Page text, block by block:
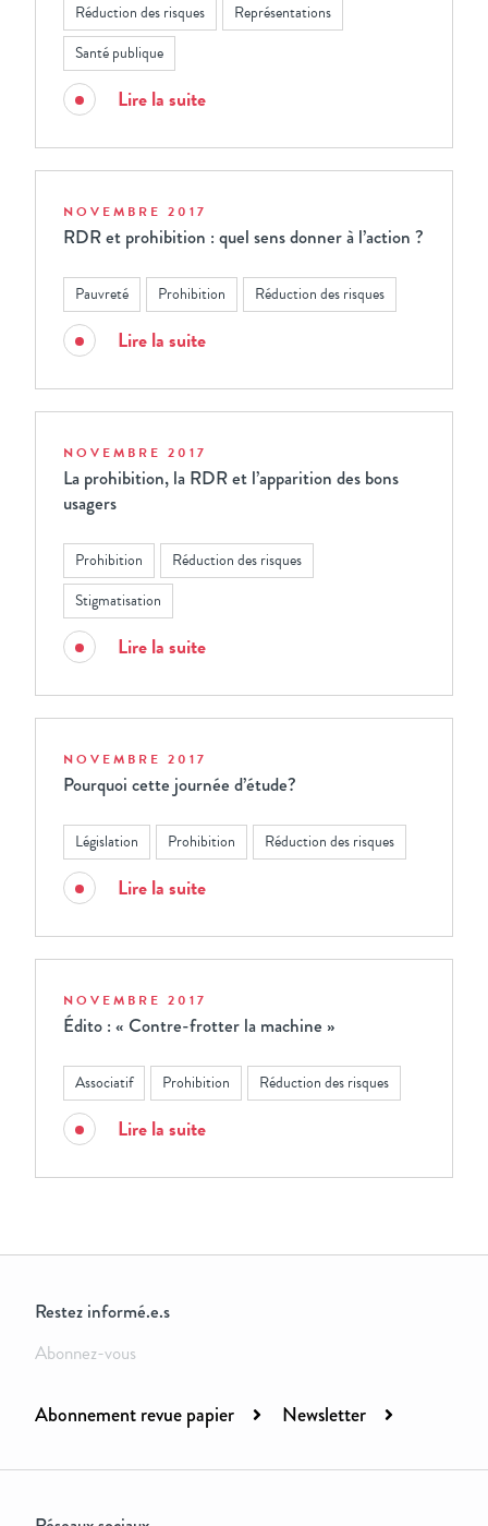
Réduction des risques
Représentations
Santé publique
Lire la suite
NOVEMBRE 2017
RDR et prohibition : quel sens donner à l’action ?
Pauvreté Prohibition Réduction des risques
Lire la suite
NOVEMBRE 2017
La prohibition, la RDR et l’apparition des bons
usagers
Prohibition
Réduction des risques
Stigmatisation
Lire la suite
NOVEMBRE 2017
Pourquoi cette journée d’étude?
Législation Prohibition Réduction des risques
Lire la suite
NOVEMBRE 2017
Édito : « Contre-frotter la machine »
Associatif Prohibition Réduction des risques
Lire la suite
Restez informé.e.s
Abonnez-vous
Abonnement revue papier Newsletter